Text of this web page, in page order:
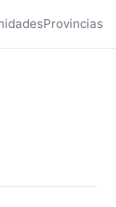
Provincias